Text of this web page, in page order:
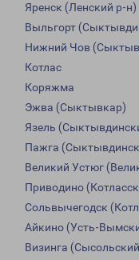
Яренск (Ленский р-н)
Выльгорт
Нижний Чов
Котлас
Коряжма
Эжва (Сыктывкар)
Язель
Пажга
Великий Устюг
Приводино
Сольвычегодск
Айкино (Усть-
Визинга